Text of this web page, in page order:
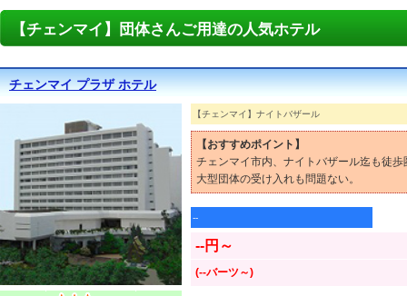
【チェンマイ】団体さんご用達の人気ホテル
チェンマイ プラザ ホテル
【チェンマイ】ナイトバザール
【おすすめポイント】
チェンマイ市内、ナイトバザール迄も徒
大型団体の受け入れも問題ない。
--
--円～
(--バーツ～)